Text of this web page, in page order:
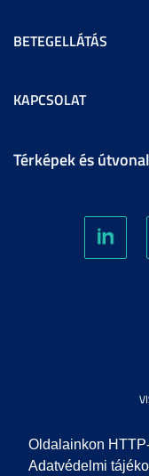
Oldalainkon
Adatvédelmi
BETEGELLÁTÁS
KAPCSOLAT
Térképek és